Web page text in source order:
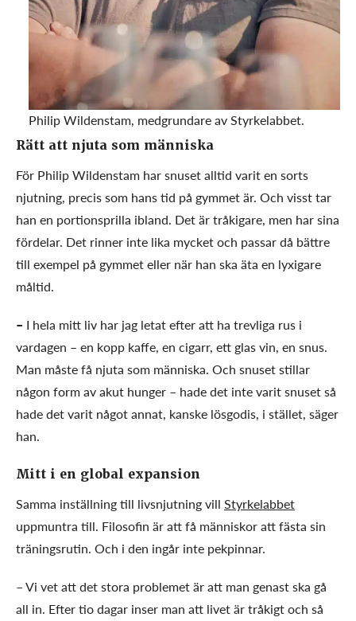
Philip Wildenstam, medgrundare av Styrkelabbet.
Rätt att njuta som människa
För Philip Wildenstam har snuset alltid varit en sorts
njutning, precis som hans tid på gymmet är. Och visst tar
han en portionsprilla ibland. Det är tråkigare, men har sina
fördelar. Det rinner inte lika mycket och passar då bättre
till exempel på gymmet eller när han ska äta en lyxigare
måltid.
– I hela mitt liv har jag letat efter att ha trevliga rus i
vardagen – en kopp kaffe, en cigarr, ett glas vin, en snus.
Man måste få njuta som människa. Och snuset stillar
någon form av akut hunger – hade det inte varit snuset så
hade det varit något annat, kanske lösgodis, i stället, säger
han.
Mitt i en global expansion
Samma inställning till livsnjutning vill Styrkelabbet
uppmuntra till. Filosofin är att få människor att fästa sin
träningsrutin. Och i den ingår inte pekpinnar.
– Vi vet att det stora problemet är att man genast ska gå
all in. Efter tio dagar inser man att livet är tråkigt och så